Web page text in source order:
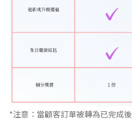
*注意：當顧客訂單被轉為已完成